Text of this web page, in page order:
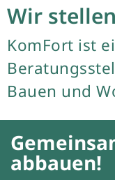
Wir
KomFort ist
Bauen und
abbauen!